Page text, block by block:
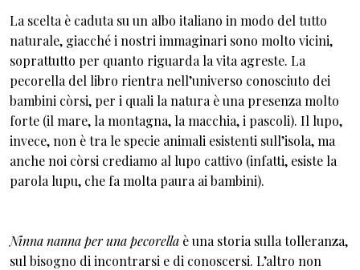
La scelta è caduta su un albo italiano in modo del tutto
naturale, giacché i nostri immaginari sono molto vicini,
soprattutto per quanto riguarda la vita agreste. La
pecorella del libro rientra nell’universo conosciuto dei
bambini còrsi, per i quali la natura è una presenza molto
forte (il mare, la montagna, la macchia, i pascoli). Il lupo,
invece, non è tra le specie animali esistenti sull’isola, ma
anche noi còrsi crediamo al lupo cattivo (infatti, esiste la
parola lupu, che fa molta paura ai bambini).
Ninna nanna per una pecorella è una storia sulla tolleranza,
sul bisogno di incontrarsi e di conoscersi. L’altro non